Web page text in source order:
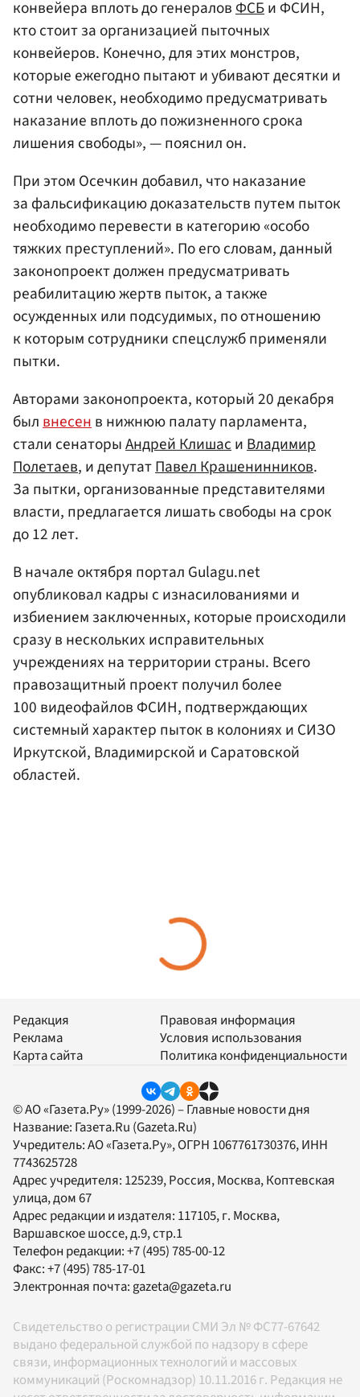
конвейера вплоть до генералов ФСБи ФСИН,
кто стоит за организацией пыточных
конвейеров. Конечно, для этих монстров,
которые ежегодно пытают и убивают десятки и
сотни человек, необходимо предусматривать
наказание вплоть до пожизненного срока
лишения свободы», — пояснил он.
При этом Осечкин добавил, что наказание
за фальсификацию доказательств путем пыток
необходимо перевести в категорию «особо
тяжких преступлений». По его словам, данный
законопроект должен предусматривать
реабилитацию жертв пыток, а также
осужденных или подсудимых, по отношению
к которым сотрудники спецслужб применяли
пытки.
Авторами законопроекта, который 20 декабря
былвнесенв нижнюю палату парламента,
стали сенаторыАндрей КлишасиВладимир
Полетаев, и депутатПавел Крашенинников.
За пытки, организованные представителями
власти, предлагается лишать свободы на срок
до 12 лет.
В начале октября портал Gulagu.net
опубликовал кадры с изнасилованиями и
избиением заключенных, которые происходили
сразу в нескольких исправительных
учреждениях на территории страны. Всего
правозащитный проект получил более
100 видеофайлов ФСИН, подтверждающих
системный характер пыток в колониях и СИЗО
Иркутской, Владимирской и Саратовской
областей.
Редакция
Реклама
Карта сайта
Правовая информация
Условия использования
Политика конфиденциальности
© АО «Газета.Ру» (1999-2026) – Главные новости дня
Название: Газета.Ru (Gazeta.Ru)
Учредитель:АО «Газета.Ру», ОГРН 1067761730376, ИНН
7743625728
Адрес учредителя: 125239, Россия, Москва, Коптевская
улица, дом 67
Адрес редакции и издателя: 117105, г. Москва,
Варшавское шоссе, д.9, стр.1
Телефон редакции:+7 (495) 785-00-12
Факс:+7 (495) 785-17-01
Электронная почта: gazeta@gazeta.ru
Свидетельство о регистрации СМИ Эл № ФС77-67642
выдано федеральной службой по надзору в сфере
связи, информационных технологий и массовых
коммуникаций (Роскомнадзор) 10.11.2016 г. Редакция не